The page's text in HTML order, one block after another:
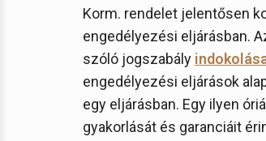
Korm. rendelet jelentősen
engedélyezési eljárásban.
szóló jogszabály
engedélyezési eljárások
egy eljárásban. Egy ilyen
gyakorlását és garanciáit